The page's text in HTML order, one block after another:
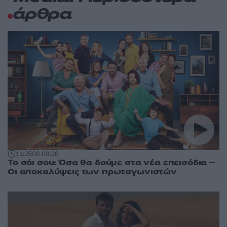
άρθρα
11:2508.08.26
Το σόι σου: Όσα θα δούμε στα νέα επεισόδια –
Οι αποκαλύψεις των πρωταγωνιστών